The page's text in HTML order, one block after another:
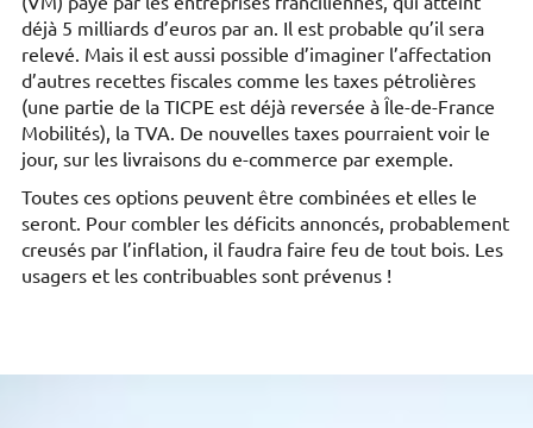
déjà 5 milliards d’euros par an. Il est probable qu’il sera
relevé. Mais il est aussi possible d’imaginer l’affectation
d’autres recettes fiscales comme les taxes pétrolières
(une partie de la TICPE est déjà reversée à Île-de-France
Mobilités), la TVA. De nouvelles taxes pourraient voir le
jour, sur les livraisons du e-commerce par exemple.
Toutes ces options peuvent être combinées et elles le
seront. Pour combler les déficits annoncés, probablement
creusés par l’inflation, il faudra faire feu de tout bois. Les
usagers et les contribuables sont prévenus !